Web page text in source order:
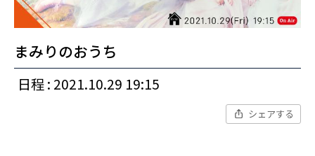
まみりのおうち
日程 : 2021.10.29 19:15
シェアする